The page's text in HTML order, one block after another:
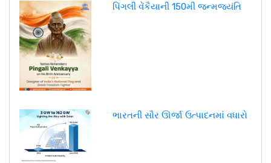
પિંગલી વેંકૈયાની 150મી જન્મજયંતિ
ભારતની સૌર ઊર્જા ઉત્પાદનમાં વધારો